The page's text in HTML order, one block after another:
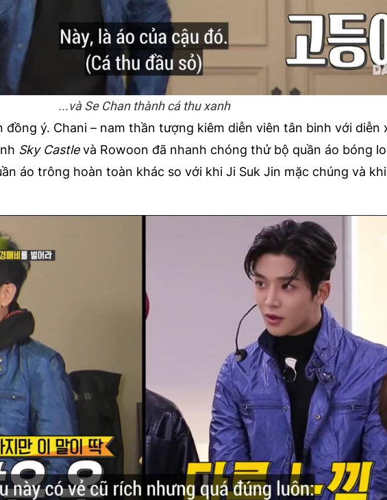
...và Se Chan thành cá thu xanh
đồng ý. Chani – nam thần tượng kiêm diễn viên tân binh với diễn
Sky Castlevà Rowoon đã nhanh chóng thử bộ quần áo bóng
áo trông hoàn toàn khác so với khi Ji Suk Jin mặc chúng và